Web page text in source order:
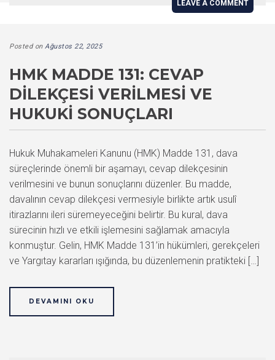
LEAVE A COMMENT
Posted on Ağustos 22, 2025
HMK MADDE 131: CEVAP
DILEKÇESI VERILMESI VE
HUKUKI SONUÇLARI
Hukuk Muhakameleri Kanunu (HMK) Madde 131, dava
süreçlerinde önemli bir aşamayı, cevap dilekçesinin
verilmesini ve bunun sonuçlarını düzenler. Bu madde,
davalının cevap dilekçesi vermesiyle birlikte artık usulî
itirazlarını ileri süremeyeceğini belirtir. Bu kural, dava
sürecinin hızlı ve etkili işlemesini sağlamak amacıyla
konmuştur. Gelin, HMK Madde 131’in hükümleri, gerekçeleri
ve Yargıtay kararları ışığında, bu düzenlemenin pratikteki […]
DEVAMINI OKU